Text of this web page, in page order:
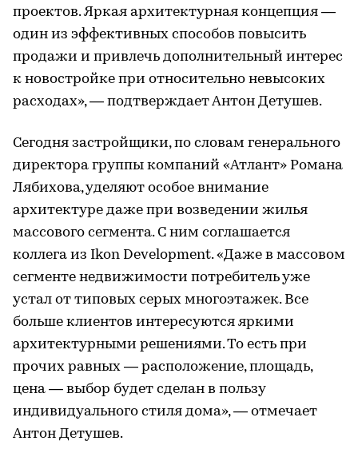
проектов. Яркая архитектурная концепция —
один из эффективных способов повысить
продажи и привлечь дополнительный интерес
к новостройке при относительно невысоких
расходах», — подтверждает Антон Детушев.
Сегодня застройщики, по словам генерального
директора группы компаний «Атлант» Романа
Лябихова, уделяют особое внимание
архитектуре даже при возведении жилья
массового сегмента. С ним соглашается
коллега из Ikon Development. «Даже в массовом
сегменте недвижимости потребитель уже
устал от типовых серых многоэтажек. Все
больше клиентов интересуются яркими
архитектурными решениями. То есть при
прочих равных — расположение, площадь,
цена — выбор будет сделан в пользу
индивидуального стиля дома», — отмечает
Антон Детушев.